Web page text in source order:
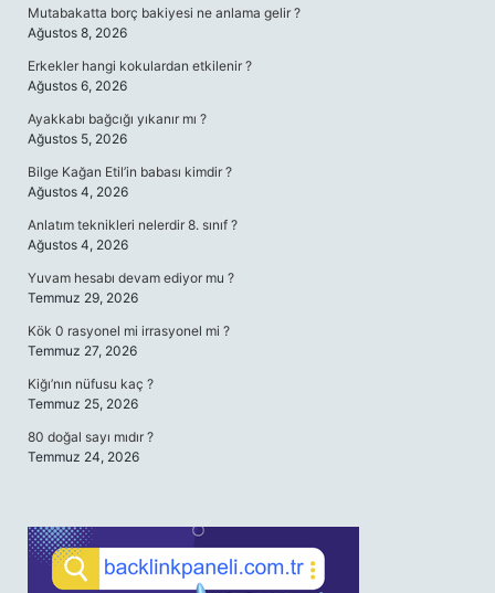
Mutabakatta borç bakiyesi ne anlama gelir ?
Ağustos 8, 2026
Erkekler hangi kokulardan etkilenir ?
Ağustos 6, 2026
Ayakkabı bağcığı yıkanır mı ?
Ağustos 5, 2026
Bilge Kağan Etil’in babası kimdir ?
Ağustos 4, 2026
Anlatım teknikleri nelerdir 8. sınıf ?
Ağustos 4, 2026
Yuvam hesabı devam ediyor mu ?
Temmuz 29, 2026
Kök 0 rasyonel mi irrasyonel mi ?
Temmuz 27, 2026
Kiğı’nın nüfusu kaç ?
Temmuz 25, 2026
80 doğal sayı mıdır ?
Temmuz 24, 2026